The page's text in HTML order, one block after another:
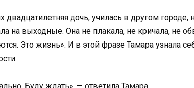
двадцатилетняя дочь, училась в другом городе,
на выходные. Она не плакала, не кричала, не
Это жизнь». И в этой фразе Тамара узнала
Буду ждать», — ответила Тамара.